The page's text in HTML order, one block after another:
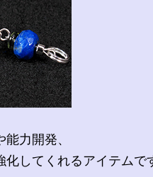
力開発、